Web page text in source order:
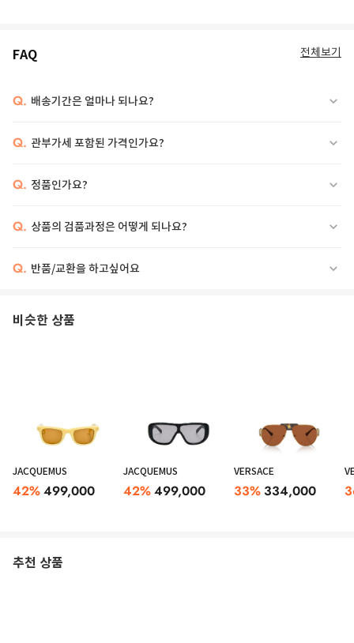
FAQ 전체보기
Q. 배송기간은 얼마나 되나요?
Q. 관부가세 포함된 가격인가요?
Q. 정품인가요?
Q. 상품의 검품과정은 어떻게 되나요?
Q. 반품/교환을 하고싶어요
비슷한 상품
JACQUEMUS
42%499,000
JACQUEMUS
42%499,000
VERSACE
33% 334,000
추천 상품